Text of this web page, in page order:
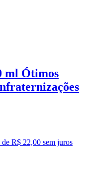
ml Ótimos
de R$ 22,00 sem juros